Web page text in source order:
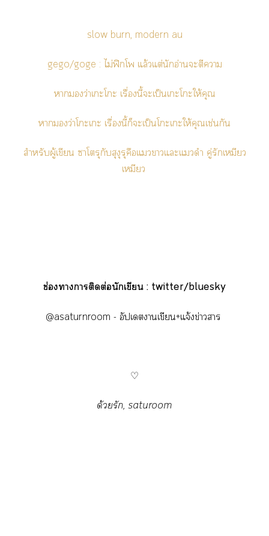
slow burn, modern au
gego/goge : ไม่ฟิกโ แล้วแต่นักอ่านะตีา
าว่าเะโะ เรื่องนี้ะเป็นเะโะให้คุณ
าว่าโะเะ เรื่องนี้ก็ะเป็นโะเะให้คุณเช่นกัน
สำหรับผู้เขียน าโรุกับสุงุรุคือแาแะแดำ คู่รักเหมียว
เหมียว
ช่องาาติดต่อนักเขียน : twitter/bluesky
@asaturnroom - อัปเดตาเขียน+แจ้งข่าวา
♡
ด้วยรัก, saturoom